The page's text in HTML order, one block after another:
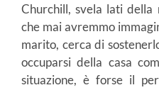
Churchill, svela lati
che mai avremmo
marito, cerca di
occuparsi della casa
situazione, è forse il